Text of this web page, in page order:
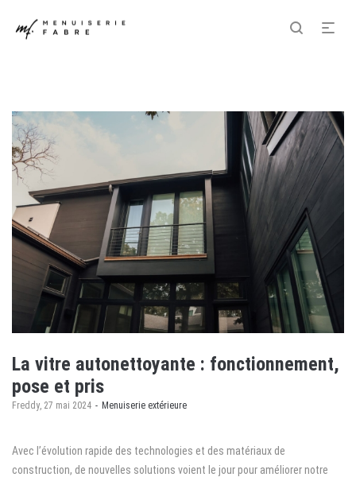
La vitre autonettoyante : fonctionnement,
pose et pris
by
Freddy 27 mai 2024 Menuiserie extérieure
Avec l’évolution rapide des technologies et des matériaux de
construction, de nouvelles solutions voient le jour pour améliorer notre